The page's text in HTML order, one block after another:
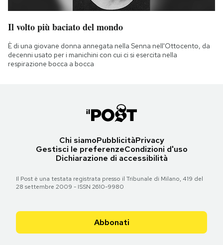
Il volto più baciato del mondo
È di una giovane donna annegata nella Senna nell'Ottocento, da
decenni usato per i manichini con cui ci si esercita nella
respirazione bocca a bocca
Chi siamoPubblicitàPrivacy
Gestisci le preferenzeCondizioni d'uso
Dichiarazione di accessibilità
Il Post è una testata registrata presso il Tribunale di Milano, 419 del
28 settembre 2009 - ISSN 2610-9980
Abbonati